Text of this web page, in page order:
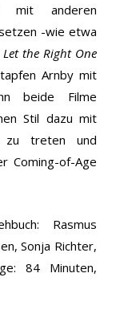
mit anderen
-wie etwa
Let the Right One
Arnby mit
beide Filme
Stil dazu mit
zu treten und
Coming-of-Age
Rasmus
Sonja Richter,
84 Minuten,